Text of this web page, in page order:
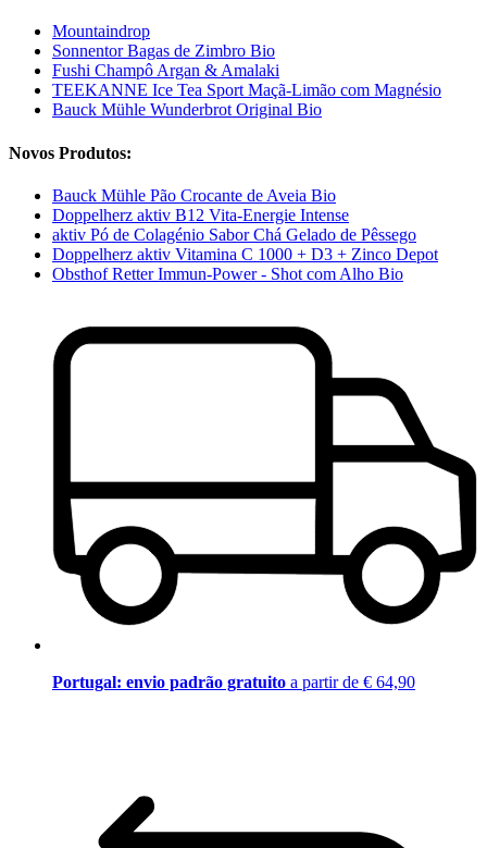
Mountaindrop
Sonnentor Bagas de Zimbro Bio
Fushi Champô Argan & Amalaki
TEEKANNE Ice Tea Sport Maçã-Limão com Magnésio
Bauck Mühle Wunderbrot Original Bio
Novos Produtos:
Bauck Mühle Pão Crocante de Aveia Bio
Doppelherz aktiv B12 Vita-Energie Intense
aktiv Pó de Colagénio Sabor Chá Gelado de Pêssego
Doppelherz aktiv Vitamina C 1000 + D3 + Zinco Depot
Obsthof Retter Immun-Power - Shot com Alho Bio
Portugal: envio padrão gratuito a partir de € 64,90